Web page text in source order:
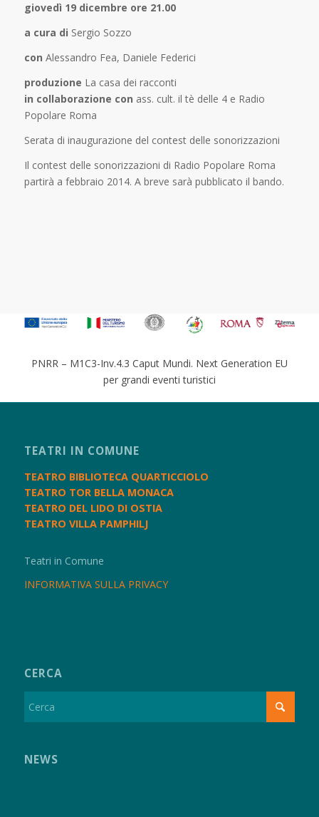
giovedì 19 dicembre ore 21.00
a cura di Sergio Sozzo
con Alessandro Fea, Daniele Federici
produzione La casa dei racconti
in collaborazione con ass. cult. il tè delle 4 e Radio
Popolare Roma
Serata di inaugurazione del contest delle sonorizzazioni
Il contest delle sonorizzazioni di Radio Popolare Roma
partirà a febbraio 2014. A breve sarà pubblicato il bando.
PNRR – M1C3-Inv.4.3 Caput Mundi. Next Generation EU
per grandi eventi turistici
TEATRI IN COMUNE
TEATRO BIBLIOTECA QUARTICCIOLO
TEATRO TOR BELLA MONACA
TEATRO DEL LIDO DI OSTIA
TEATRO VILLA PAMPHILJ
Teatri in Comune
INFORMATIVA SULLA PRIVACY
CERCA
NEWS